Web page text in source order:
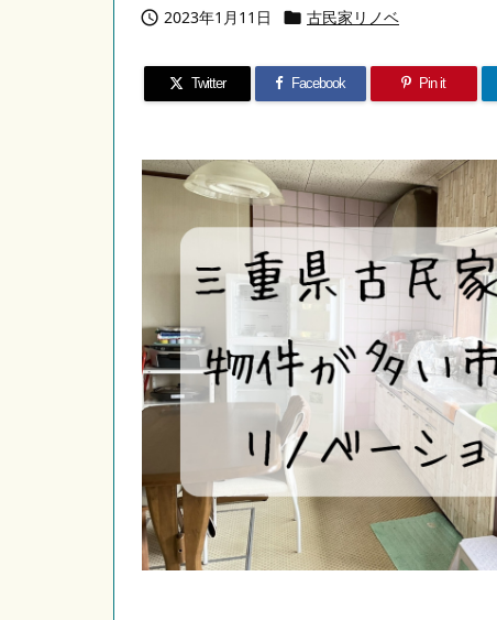
 2023年1月11日  古民家リノベ
Twitter Facebook Pin it